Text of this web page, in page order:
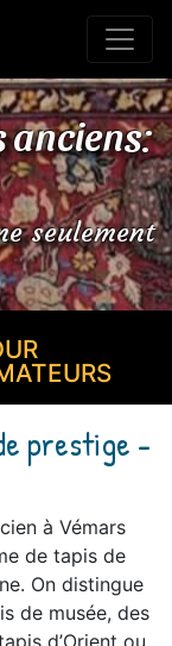
anciens:
seulement
prestige -
à Vémars
de tapis de
On distingue
de musée, des
d’Orient ou